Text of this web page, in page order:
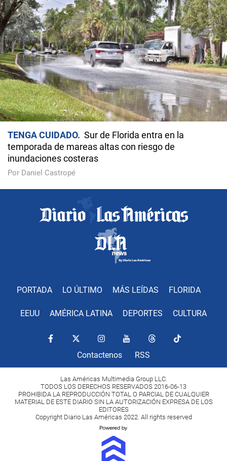
TENGA CUIDADO
Sur de Florida entra en la
temporada de mareas altas con riesgo de
inundaciones costeras
Por Daniel Castropé
PORTADA LO ÚLTIMO MÁS LEÍDAS FLORIDA
EEUU AMÉRICA LATINA DEPORTES CULTURA
Contactenos RSS
Las Américas Multimedia Group LLC.
TODOS LOS DERECHOS RESERVADOS 2016-06-13
PROHIBIDA LA REPRODUCCIÓN TOTAL O PARCIAL DE CUALQUIER
MATERIAL DE ESTE DIARIO SIN LA AUTORIZACIÓN EXPRESA DE LOS
EDITORES
Copyright Diario Las Américas 2022. All rights reserved